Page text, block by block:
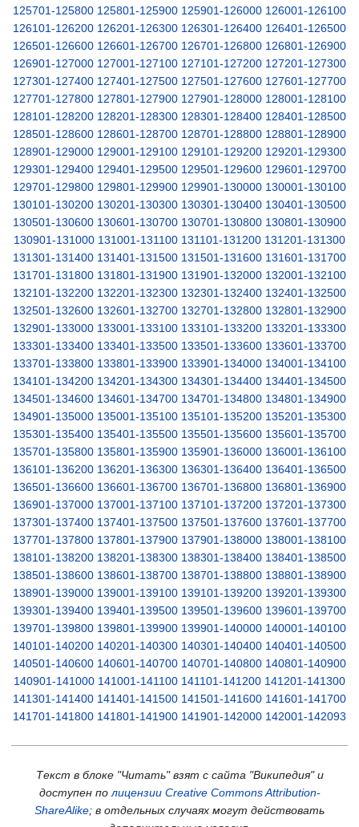
125701-125800 125801-125900 125901-126000 126001-126100
126101-126200 126201-126300 126301-126400 126401-126500
126501-126600 126601-126700 126701-126800 126801-126900
126901-127000 127001-127100 127101-127200 127201-127300
127301-127400 127401-127500 127501-127600 127601-127700
127701-127800 127801-127900 127901-128000 128001-128100
128101-128200 128201-128300 128301-128400 128401-128500
128501-128600 128601-128700 128701-128800 128801-128900
128901-129000 129001-129100 129101-129200 129201-129300
129301-129400 129401-129500 129501-129600 129601-129700
129701-129800 129801-129900 129901-130000 130001-130100
130101-130200 130201-130300 130301-130400 130401-130500
130501-130600 130601-130700 130701-130800 130801-130900
130901-131000 131001-131100 131101-131200 131201-131300
131301-131400 131401-131500 131501-131600 131601-131700
131701-131800 131801-131900 131901-132000 132001-132100
132101-132200 132201-132300 132301-132400 132401-132500
132501-132600 132601-132700 132701-132800 132801-132900
132901-133000 133001-133100 133101-133200 133201-133300
133301-133400 133401-133500 133501-133600 133601-133700
133701-133800 133801-133900 133901-134000 134001-134100
134101-134200 134201-134300 134301-134400 134401-134500
134501-134600 134601-134700 134701-134800 134801-134900
134901-135000 135001-135100 135101-135200 135201-135300
135301-135400 135401-135500 135501-135600 135601-135700
135701-135800 135801-135900 135901-136000 136001-136100
136101-136200 136201-136300 136301-136400 136401-136500
136501-136600 136601-136700 136701-136800 136801-136900
136901-137000 137001-137100 137101-137200 137201-137300
137301-137400 137401-137500 137501-137600 137601-137700
137701-137800 137801-137900 137901-138000 138001-138100
138101-138200 138201-138300 138301-138400 138401-138500
138501-138600 138601-138700 138701-138800 138801-138900
138901-139000 139001-139100 139101-139200 139201-139300
139301-139400 139401-139500 139501-139600 139601-139700
139701-139800 139801-139900 139901-140000 140001-140100
140101-140200 140201-140300 140301-140400 140401-140500
140501-140600 140601-140700 140701-140800 140801-140900
140901-141000 141001-141100 141101-141200 141201-141300
141301-141400 141401-141500 141501-141600 141601-141700
141701-141800 141801-141900 141901-142000 142001-142093
Текст в блоке "Читать" взят с сайта "Википедия" и
доступен по лицензии Creative Commons Attribution-
ShareAlike; в отдельных случаях могут действовать